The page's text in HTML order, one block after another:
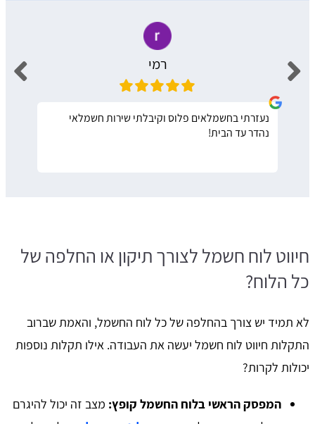
רמי
נעזרתי בחשמלאים פלוס וקיבלתי שירות חשמלאי
נהדר עד הבית!
חיווט לוח חשמל לצורך תיקון או החלפה של
כל הלוח?
לא תמיד יש צורך בהחלפה של כל לוח החשמל, והאמת שברוב
התקלות חיווט לוח חשמל יעשה את העבודה. אילו תקלות נוספות
יכולות לקרות?
​המפסק הראשי בלוח החשמל קופץ: מצב זה יכול להיגרם